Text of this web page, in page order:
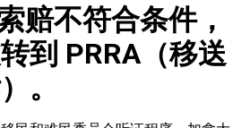
赔不符合条件，
到 PRRA（移送
。